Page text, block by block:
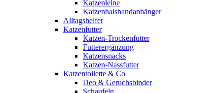
Katzenleine
Katzenhalsbandanhänger
Alltagshelfer
Katzenfutter
Katzen-Trockenfutter
Futterergänzung
Katzensnacks
Katzen-Nassfutter
Katzentoilette & Co
Deo & Geruchsbinder
Schaufeln